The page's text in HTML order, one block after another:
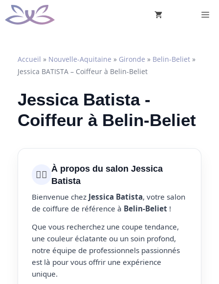
Aller
au
Accueil » Nouvelle-Aquitaine » Gironde » Belin-Beliet »
Jessica BATISTA – Coiffeur à Belin-Beliet
Jessica Batista -
Coiffeur à Belin-Beliet
💇‍♀️ À propos du salon Jessica
Batista
Bienvenue chez Jessica Batista, votre salon
de coiffure de référence à Belin-Beliet !
Que vous recherchez une coupe tendance,
une couleur éclatante ou un soin profond,
notre équipe de professionnels passionnés
est là pour vous offrir une expérience
unique.